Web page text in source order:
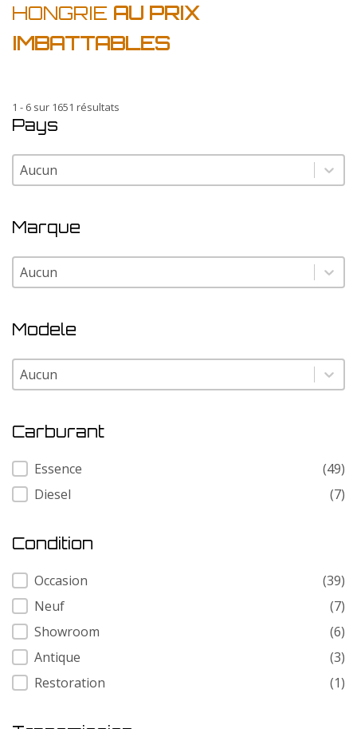
HONGRIE AU PRIX
IMBATTABLES
1 - 6 sur 1651 résultats
Pays
Pays
Pays
Marque
Marque
Marque
Modele
Modele
Modele
Carburant
Carburant
Essence
(49)
Diesel
(7)
Condition
Condition
Occasion
(39)
Neuf
(7)
Showroom
(6)
Antique
(3)
Restoration
(1)